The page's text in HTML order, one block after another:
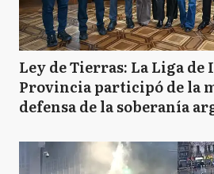
Ley de Tierras: La Liga de
Provincia participó de la
defensa de la soberanía